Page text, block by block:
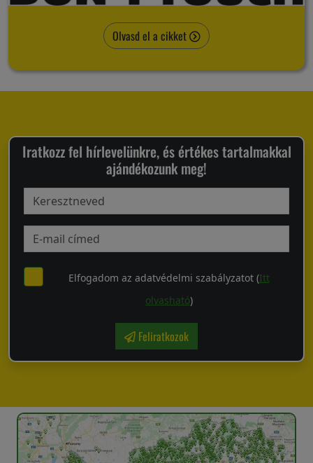
Olvasd el a cikket
Iratkozz fel hírlevelünkre, és értékes tartalmakkal
ajándékozunk meg!
Elfogadom az adatvédelmi szabályzatot (Itt
olvasható)
Feliratkozok